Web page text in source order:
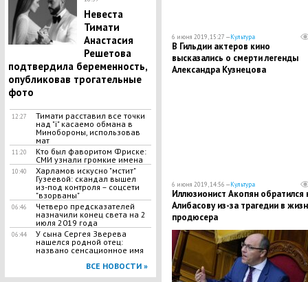
Невеста
Тимати
Анастасия
Решетова
подтвердила беременность,
опубликовав трогательные
фото
12:27
​Тимати расставил все точки
над "i" касаемо обмана в
Минобороны, использовав
мат
11:20
Кто был фаворитом Фриске:
СМИ узнали громкие имена
10:40
​Харламов искусно "мстит"
Гузеевой: скандал вышел
из-под контроля – соцсети
"взорваны"
06:46
Четверо предсказателей
назначили конец света на 2
июля 2019 года
06:44
У сына Сергея Зверева
нашелся родной отец:
названо сенсационное имя
ВСЕ НОВОСТИ »
6 июня 2019, 15:27 —Культура
В Гильдии актеров кино
высказались о смерти легенды
Александра Кузнецова
6 июня 2019, 14:56 —Культура
Иллюзионист Акопян обратился
Алибасову из-за трагедии в
продюсера